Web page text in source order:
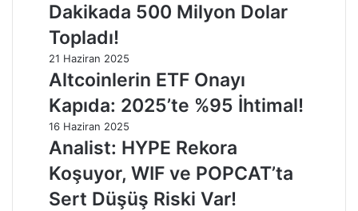
Dakikada 500 Milyon Dolar
Topladı!
21 Haziran 2025
Altcoinlerin ETF Onayı
Kapıda: 2025’te %95 İhtimal!
16 Haziran 2025
Analist: HYPE Rekora
Koşuyor, WIF ve POPCAT’ta
Sert Düşüş Riski Var!